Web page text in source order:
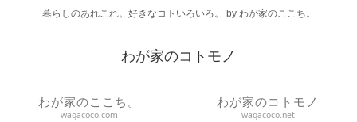
暮らしのあれこれ。好きなコトいろいろ。 by わが家のここち。
わが家のコトモノ
わが家のここち。
wagacoco.com
わが家のコトモノ
wagacoco.net